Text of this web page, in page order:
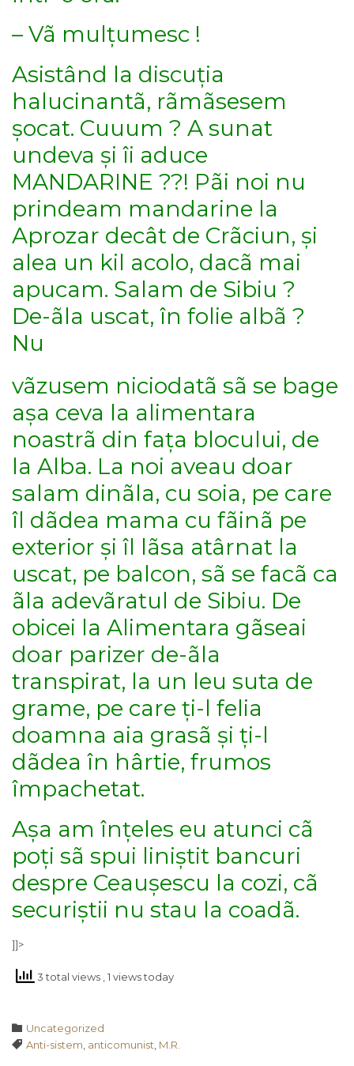
– Vã mulțumesc !
Asistând la discuția
halucinantã, rãmãsesem
șocat. Cuuum ? A sunat
undeva și îi aduce
MANDARINE ??! Pãi noi nu
prindeam mandarine la
Aprozar decât de Crãciun, și
alea un kil acolo, dacã mai
apucam. Salam de Sibiu ?
De-ãla uscat, în folie albã ?
Nu
vãzusem niciodatã sã se bage
așa ceva la alimentara
noastrã din fața blocului, de
la Alba. La noi aveau doar
salam dinãla, cu soia, pe care
îl dãdea mama cu fãinã pe
exterior și îl lãsa atârnat la
uscat, pe balcon, sã se facã ca
ãla adevãratul de Sibiu. De
obicei la Alimentara gãseai
doar parizer de-ãla
transpirat, la un leu suta de
grame, pe care ți-l felia
doamna aia grasã și ți-l
dãdea în hârtie, frumos
împachetat.
Așa am înțeles eu atunci cã
poți sã spui liniștit bancuri
despre Ceaușescu la cozi, cã
securiștii nu stau la coadã.
]]>
3 total views , 1 views today
 Category
Uncategorized
 Tags
Anti-sistem anticomunist M.R.